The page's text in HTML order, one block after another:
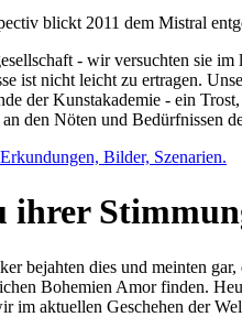
blickt 2011 dem Mistral
- wir versuchten sie
nicht leicht zu ertragen.
der Kunstakademie - ein
den Nöten und Bedürfnissen
Bilder, Szenarien.
ihrer
bejahten dies und meinten
Bohemien Amor finden.
aktuellen Geschehen der